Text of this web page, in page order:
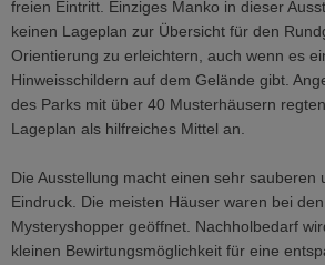
freien Eintritt. Einziges Manko in dieser
keinen Lageplan zur Übersicht für den
Orientierung zu erleichtern, auch wenn es
Hinweisschildern auf dem Gelände gibt.
des Parks mit über 40 Musterhäusern
Lageplan als hilfreiches Mittel an.
Die Ausstellung macht einen sehr sauberen
Eindruck. Die meisten Häuser waren bei
Mysteryshopper geöffnet. Nachholbedarf
kleinen Bewirtungsmöglichkeit für eine